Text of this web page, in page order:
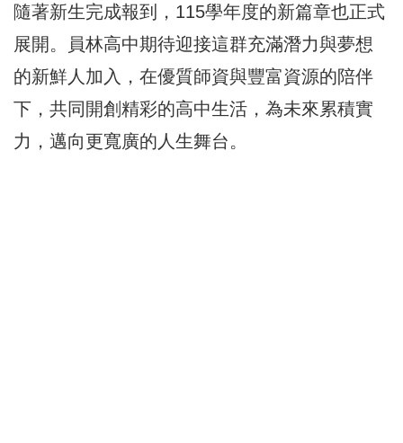
隨著新生完成報到，115學年度的新篇章也正式
展開。員林高中期待迎接這群充滿潛力與夢想
的新鮮人加入，在優質師資與豐富資源的陪伴
下，共同開創精彩的高中生活，為未來累積實
力，邁向更寬廣的人生舞台。